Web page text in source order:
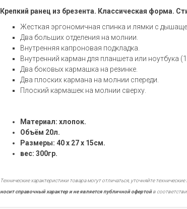
Крепкий ранец из брезента. Классическая форма.
Жесткая эргономичная спинка и лямки с
Два больших отделения на молнии.
Внутренняя капроновая подкладка.
Внутренний карман для планшета или ноутбука
Два боковых кармашка на резинке.
Два плоских кармана на молнии спереди.
Плоский кармашек на молнии сверху.
Материал: хлопок.
Объём 20л.
Размеры: 40 х 27 х 15см.
вес: 300гр.
Технические характеристики товара могут отличаться, уточняйте
носит справочный характер и не является публичной офертойв